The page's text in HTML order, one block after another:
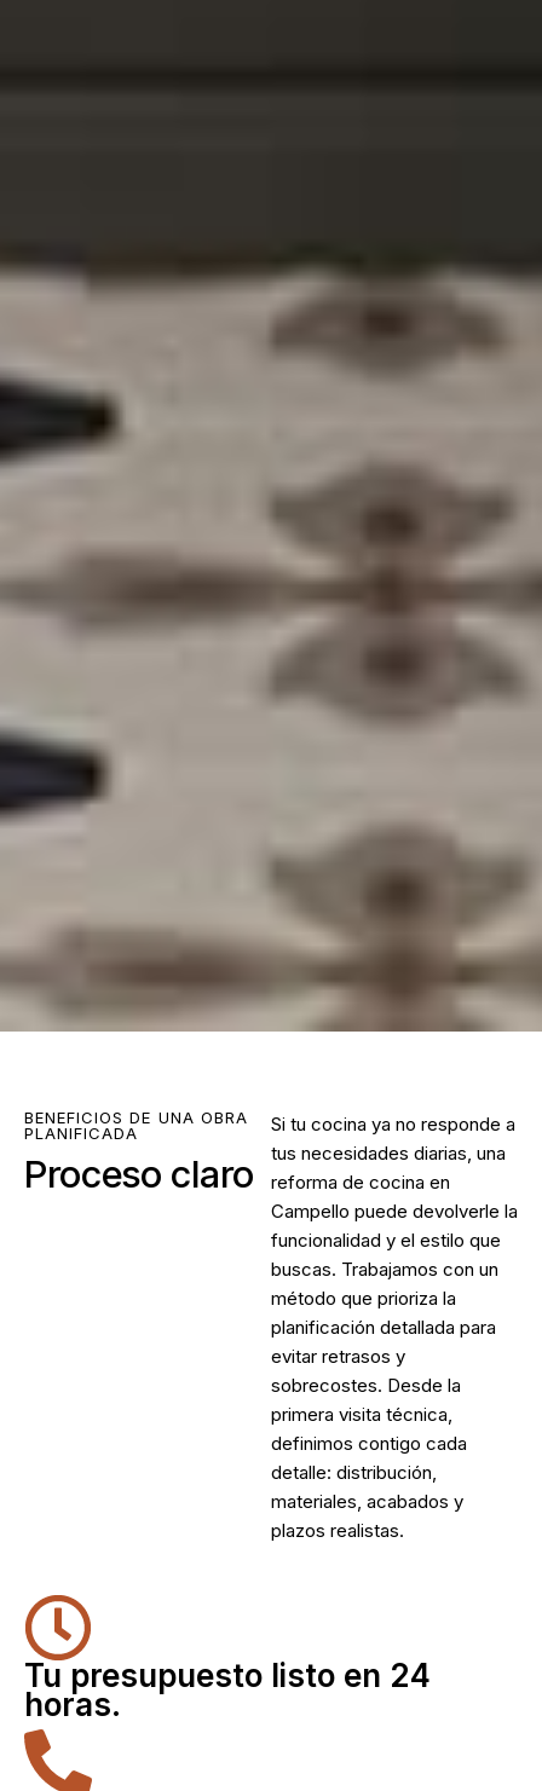
BENEFICIOS DE UNA OBRA
PLANIFICADA
Proceso claro
Si tu cocina ya no responde a
tus necesidades diarias, una
reforma de cocina en
Campello puede devolverle la
funcionalidad y el estilo que
buscas. Trabajamos con un
método que prioriza la
planificación detallada para
evitar retrasos y
sobrecostes. Desde la
primera visita técnica,
definimos contigo cada
detalle: distribución,
materiales, acabados y
plazos realistas.
Tu presupuesto listo en 24
horas.